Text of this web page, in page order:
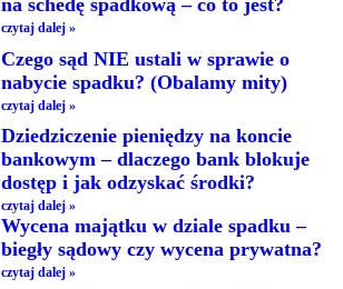
na schedę spadkową – co to jest?
czytaj dalej »
Czego sąd NIE ustali w sprawie o
nabycie spadku? (Obalamy mity)
czytaj dalej »
Dziedziczenie pieniędzy na koncie
bankowym – dlaczego bank blokuje
dostęp i jak odzyskać środki?
czytaj dalej »
Wycena majątku w dziale spadku –
biegły sądowy czy wycena prywatna?
czytaj dalej »